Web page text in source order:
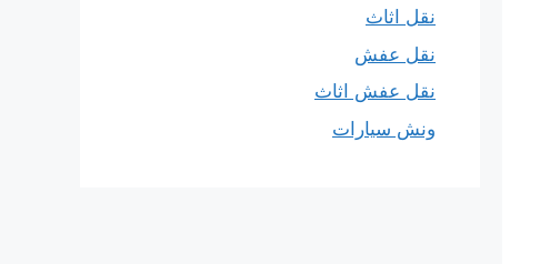
نقل اثاث
نقل عفش
نقل عفش اثاث
ونش سيارات